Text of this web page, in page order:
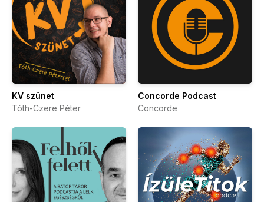
KV szünet
Tóth-Czere Péter
Concorde Podcast
Concorde